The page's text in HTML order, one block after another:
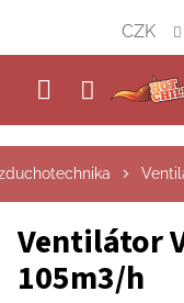
obsah
CZK
Ventilátor
105m3/h